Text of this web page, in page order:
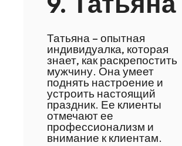
Татьяна – опытная
индивидуалка, которая
знает, как раскрепостить
мужчину. Она умеет
поднять настроение и
устроить настоящий
праздник. Ее клиенты
отмечают ее
профессионализм и
внимание к клиентам.